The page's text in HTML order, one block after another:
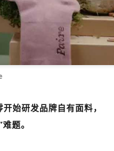
开始研发品牌自有面料，
题。